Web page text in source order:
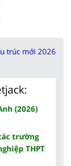
trúc mới 2026
(2026)
trường
THPT